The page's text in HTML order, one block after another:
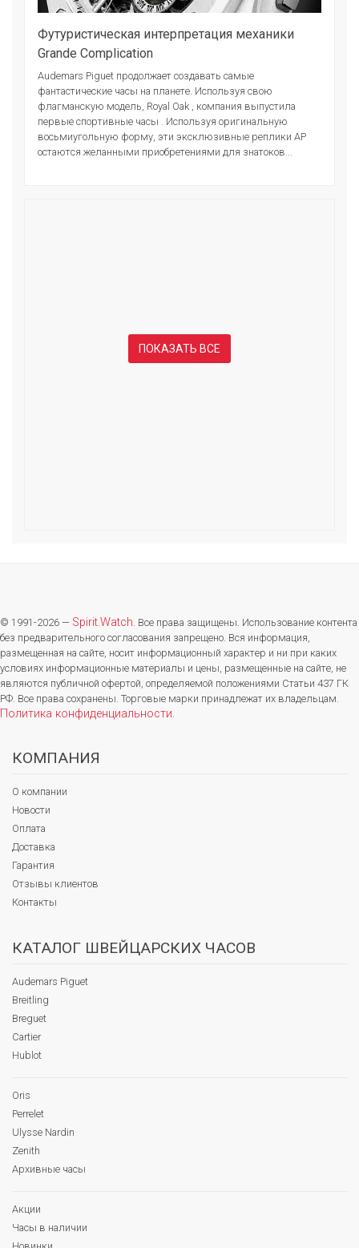
Футуристическая интерпретация механики
Grande Complication
Audemars Piguet продолжает создавать самые
фантастические часы на планете. Используя свою
флагманскую модель, Royal Oak , компания выпустила
первые спортивные часы . Используя оригинальную
восьмиугольную форму, эти эксклюзивные реплики AP
остаются желанными приобретениями для знатоков...
ПОКАЗАТЬ ВСЕ
© 1991-2026 — Spirit.Watch. Все права защищены. Использование контента
без предварительного согласования запрещено. Вся информация,
размещенная на сайте, носит информационный характер и ни при каких
условиях информационные материалы и цены, размещенные на сайте, не
являются публичной офертой, определяемой положениями Статьи 437 ГК
РФ. Все права сохранены. Торговые марки принадлежат их владельцам.
Политика конфиденциальности.
КОМПАНИЯ
О компании
Новости
Оплата
Доставка
Гарантия
Отзывы клиентов
Контакты
КАТАЛОГ ШВЕЙЦАРСКИХ ЧАСОВ
Audemars Piguet
Breitling
Breguet
Cartier
Hublot
Oris
Perrelet
Ulysse Nardin
Zenith
Архивные часы
Акции
Часы в наличии